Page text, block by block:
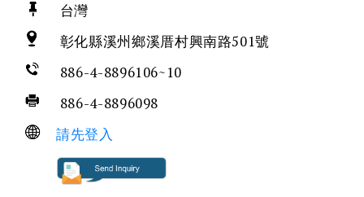
台灣
彰化縣溪州鄉溪厝村興南路501號
886-4-8896106~10
886-4-8896098
請先登入